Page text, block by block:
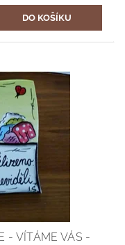
- VÍTÁME VÁS -